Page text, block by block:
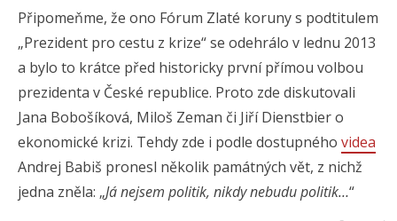
Připomeňme, že ono Fórum Zlaté koruny s podtitulem
„Prezident pro cestu z krize“se odehrálo v lednu 2013
a bylo to krátce před historicky první přímou volbou
prezidenta v České republice. Proto zde diskutovali
Jana Bobošíková, Miloš Zeman či Jiří Dienstbier o
ekonomické krizi. Tehdy zde i podle dostupného videa
Andrej Babiš pronesl několik památných vět, z nichž
jedna zněla: „Já nejsem politik, nikdy nebudu politik…“